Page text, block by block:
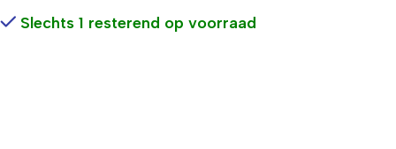
Slechts 1 resterend op voorraad